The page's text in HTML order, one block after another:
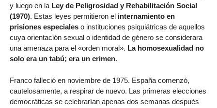
y luego en la Ley de Peligrosidad y Rehabilitación Social
(1970). Estas leyes permitieron el internamiento en
prisiones especiales o instituciones psiquiátricas de aquellos
cuya orientación sexual o identidad de género se considerara
una amenaza para el «orden moral». La homosexualidad no
solo era un tabú; era un crimen.
Franco falleció en noviembre de 1975. España comenzó,
cautelosamente, a respirar de nuevo. Las primeras elecciones
democráticas se celebrarían apenas dos semanas después